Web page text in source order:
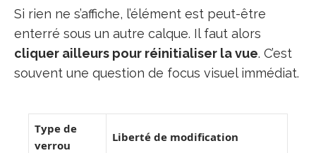
Si rien ne s’affiche, l’élément est peut-être
enterré sous un autre calque. Il faut alors
cliquer ailleurs pour réinitialiser la vue. C’est
souvent une question de focus visuel immédiat.
Type de
verrou
Liberté de modification